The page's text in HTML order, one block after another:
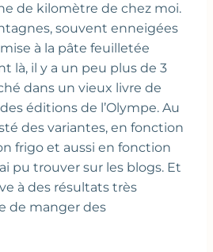
de kilomètre de chez moi.
souvent enneigées
à la pâte feuilletée
là, il y a un peu plus de 3
dans un vieux livre de
éditions de l’Olympe. Au
des variantes, en fonction
frigo et aussi en fonction
pu trouver sur les blogs. Et
à des résultats très
de manger des